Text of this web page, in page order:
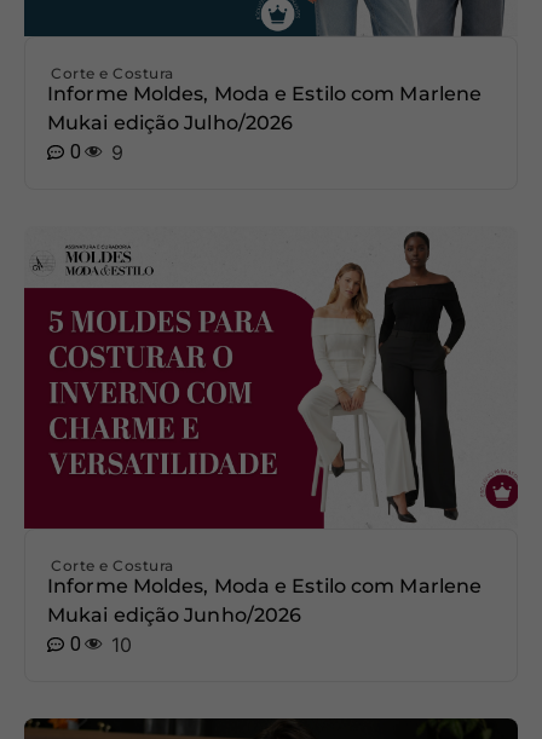
Corte e Costura
Informe Moldes, Moda e Estilo com Marlene
Mukai edição Julho/2026
0
9
Corte e Costura
Informe Moldes, Moda e Estilo com Marlene
Mukai edição Junho/2026
0
10